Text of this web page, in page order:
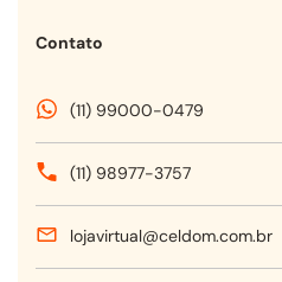
Contato
(11) 99000-0479
(11) 98977-3757
lojavirtual@celdom.com.br